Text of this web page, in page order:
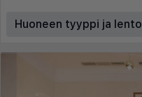
Huoneen tyyppi ja lento